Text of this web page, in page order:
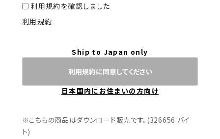
利用規約を確認しました
利用規約
Ship to Japan only
利用規約に同意してください
日本国内にお住まいの方向け
※こちらの商品はダウンロード販売です。(326656 バイ
ト)